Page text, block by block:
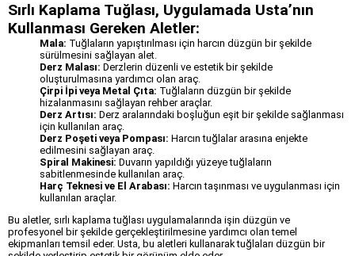
Sırlı Kaplama Tuğlası, Uygulamada Usta’nın
Kullanması Gereken Aletler:
Mala: Tuğlaların yapıştırılması için harcın düzgün bir şekilde
sürülmesini sağlayan alet.
Derz Malası: Derzlerin düzenli ve estetik bir şekilde
oluşturulmasına yardımcı olan araç.
Çirpi İpi veya Metal Çıta: Tuğlaların düzgün bir şekilde
hizalanmasını sağlayan rehber araçlar.
Derz Artısı: Derz aralarındaki boşluğun eşit bir şekilde sağlanması
için kullanılan araç.
Derz Poşeti veya Pompası: Harcın tuğlalar arasına enjekte
edilmesini sağlayan araç.
Spiral Makinesi: Duvarın yapıldığı yüzeye tuğlaların
sabitlenmesinde kullanılan araç.
Harç Teknesi ve El Arabası: Harcın taşınması ve uygulanması için
kullanılan araçlar.
Bu aletler, sırlı kaplama tuğlası uygulamalarında işin düzgün ve
profesyonel bir şekilde gerçekleştirilmesine yardımcı olan temel
ekipmanları temsil eder. Usta, bu aletleri kullanarak tuğlaları düzgün bir